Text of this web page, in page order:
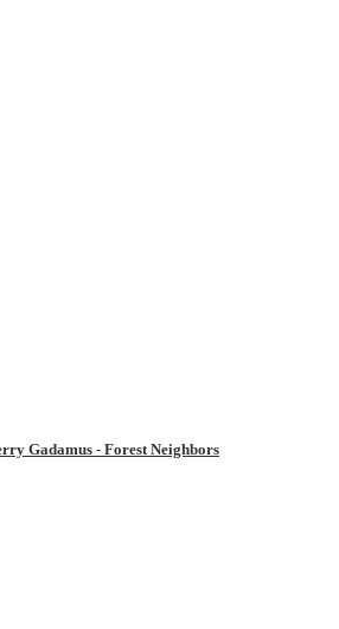
Gadamus - Forest Neighbors